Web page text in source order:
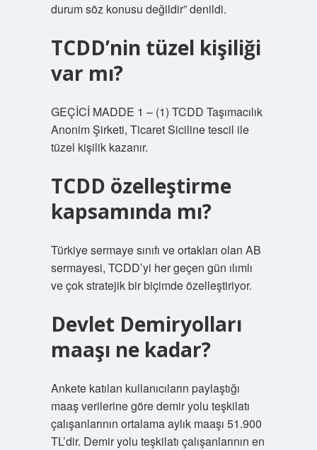
durum söz konusu değildir” denildi.
TCDD’nin tüzel kişiliği
var mı?
GEÇİCİ MADDE 1 – (1) TCDD Taşımacılık
Anonim Şirketi, Ticaret Siciline tescil ile
tüzel kişilik kazanır.
TCDD özelleştirme
kapsamında mı?
Türkiye sermaye sınıfı ve ortakları olan AB
sermayesi, TCDD’yi her geçen gün ılımlı
ve çok stratejik bir biçimde özelleştiriyor.
Devlet Demiryolları
maaşı ne kadar?
Ankete katılan kullanıcıların paylaştığı
maaş verilerine göre demir yolu teşkilatı
çalışanlarının ortalama aylık maaşı 51.900
TL’dir. Demir yolu teşkilatı çalışanlarının en